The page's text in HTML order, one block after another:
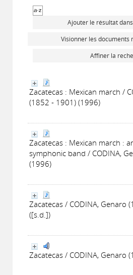
Ajouter le résultat
Visionner les documents
Affiner la
Zacatecas : Mexican march /
(1852 - 1901) (1996)
Zacatecas : Mexican march :
symphonic band / CODINA,
(1996)
Zacatecas / CODINA, Genaro
([s.d.])
Zacatecas / CODINA, Genaro